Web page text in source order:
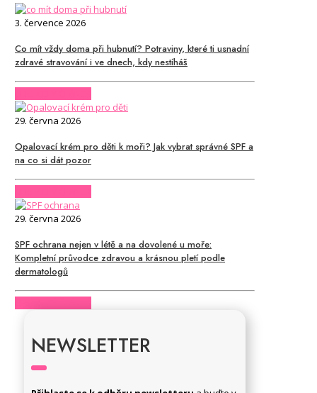
3. července 2026
Co mít vždy doma při hubnutí? Potraviny, které ti usnadní
zdravé stravování i ve dnech, kdy nestíháš
29. června 2026
Opalovací krém pro děti k moři? Jak vybrat správné SPF a
na co si dát pozor
29. června 2026
SPF ochrana nejen v létě a na dovolené u moře:
Kompletní průvodce zdravou a krásnou pletí podle
dermatologů
NEWSLETTER